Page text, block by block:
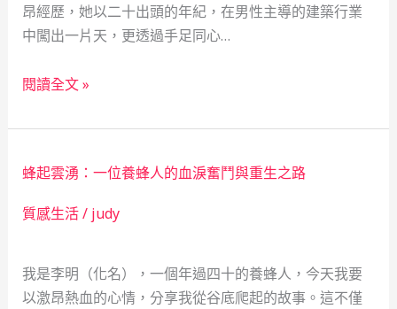
記：
當
業
神
面
紗
昂經歷，她以二十出頭的年紀，在男性主導的建築行業
中闖出一片天，更透過手足同心…
年
工
主
任
的
血
奮
閱讀全文 »
蜂起雲湧：一位養蜂人的血淚奮鬥與重生之路
質感生活/ judy
我是李明（化名），一個年過四十的養蜂人，今天我要
以激昂熱血的心情，分享我從谷底爬起的故事。這不僅